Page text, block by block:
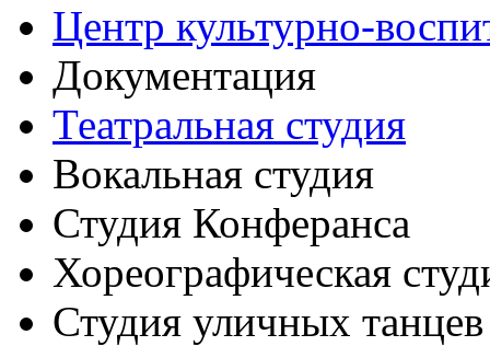
Центр культурно-
Документация
Театральная студия
Вокальная студия
Студия Конферанса
Хореографическая
Студия уличных танцев